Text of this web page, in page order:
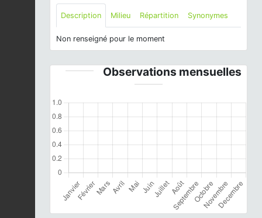
Description Milieu Répartition Synonymes
Non renseigné pour le moment
Observations mensuelles